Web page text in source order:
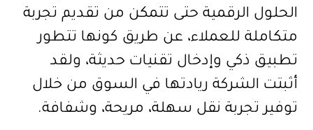
الحلول الرقمية حتى تتمكن من تقديم تجربة
متكاملة للعملاء، عن طريق كونها تتطور
تطبيق ذكي وإدخال تقنيات حديثة، ولقد
أثبتت الشركة ريادتها في السوق من خلال
توفير تجربة نقل سهلة، مريحة، وشفافة.